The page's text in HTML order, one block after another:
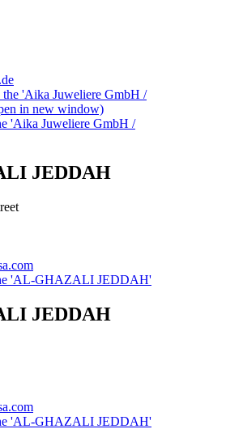
the 'Aika Juweliere GmbH /
in new window)
'Aika Juweliere GmbH /
JEDDAH
'AL-GHAZALI JEDDAH'
JEDDAH
'AL-GHAZALI JEDDAH'